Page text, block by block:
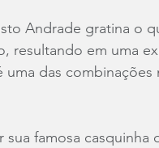
Andrade gratina o
resultando em uma
das combinações
famosa casquinha